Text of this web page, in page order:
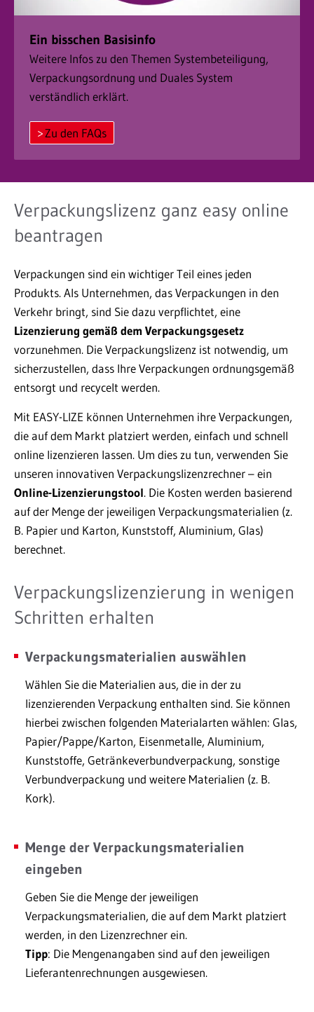
Ein bisschen Basisinfo
Weitere Infos zu den Themen Systembeteiligung,
Verpackungsordnung und Duales System
verständlich erklärt.
Zu den FAQs
Verpackungslizenz ganz easy online
beantragen
Verpackungen sind ein wichtiger Teil eines jeden
Produkts. Als Unternehmen, das Verpackungen in den
Verkehr bringt, sind Sie dazu verpflichtet, eine
Lizenzierung gemäß dem Verpackungsgesetz
vorzunehmen. Die Verpackungslizenz ist notwendig, um
sicherzustellen, dass Ihre Verpackungen ordnungsgemäß
entsorgt und recycelt werden.
Mit EASY-LIZE können Unternehmen ihre Verpackungen,
die auf dem Markt platziert werden, einfach und schnell
online lizenzieren lassen. Um dies zu tun, verwenden Sie
unseren innovativen Verpackungslizenzrechner – ein
Online-Lizenzierungstool. Die Kosten werden basierend
auf der Menge der jeweiligen Verpackungsmaterialien (z.
B. Papier und Karton, Kunststoff, Aluminium, Glas)
berechnet.
Verpackungslizenzierung in wenigen
Schritten erhalten
Verpackungsmaterialien auswählen
Wählen Sie die Materialien aus, die in der zu
lizenzierenden Verpackung enthalten sind. Sie können
hierbei zwischen folgenden Materialarten wählen: Glas,
Papier/Pappe/Karton, Eisenmetalle, Aluminium,
Kunststoffe, Getränkeverbundverpackung, sonstige
Verbundverpackung und weitere Materialien (z. B.
Kork).
Menge der Verpackungsmaterialien
eingeben
Geben Sie die Menge der jeweiligen
Verpackungsmaterialien, die auf dem Markt platziert
werden, in den Lizenzrechner ein.
Tipp: Die Mengenangaben sind auf den jeweiligen
Lieferantenrechnungen ausgewiesen.